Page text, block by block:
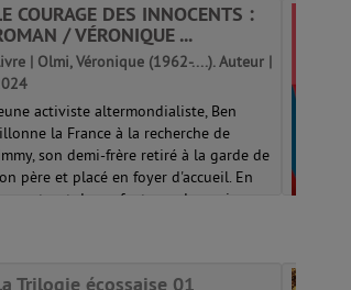
COURAGE DES INNOCENTS :
/ VÉRONIQUE ...
| Olmi, Véronique (1962-....). Auteur |
activiste altermondialiste, Ben
la France à la recherche de
son demi-frère retiré à la garde de
père et placé en foyer d'accueil. En
rencontrant des enfants perdus qui
Trilogie écossaise 01